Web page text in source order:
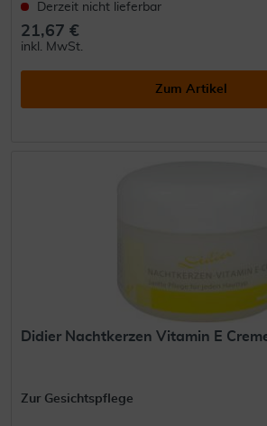
Derzeit nicht lieferbar
21,67 €
inkl. MwSt.
Zum Artikel
Didier Nachtkerzen Vitamin E
Zur Gesichtspflege